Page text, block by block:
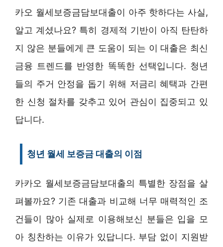
카오 월세보증금담보대출이 아주 핫하다는 사실,
알고 계셨나요? 특히 경제적 기반이 아직 탄탄하
지 않은 분들에게 큰 도움이 되는 이 대출은 최신
금융 트렌드를 반영한 똑똑한 선택입니다. 청년
들의 주거 안정을 돕기 위해 저금리 혜택과 간편
한 신청 절차를 갖추고 있어 관심이 집중되고 있
답니다.
청년 월세 보증금 대출의 이점
카카오 월세보증금담보대출의 특별한 장점을 살
펴볼까요? 기존 대출과 비교해 너무 매력적인 조
건들이 많아 실제로 이용해보신 분들은 입을 모
아 칭찬하는 이유가 있답니다. 부담 없이 지원받